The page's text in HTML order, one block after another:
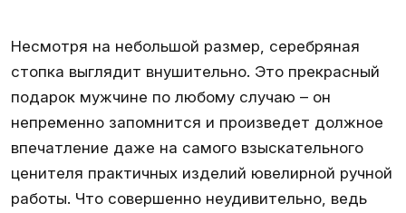
Несмотря на небольшой размер, серебряная
стопка выглядит внушительно. Это прекрасный
подарок мужчине по любому случаю – он
непременно запомнится и произведет должное
впечатление даже на самого взыскательного
ценителя практичных изделий ювелирной ручной
работы. Что совершенно неудивительно, ведь